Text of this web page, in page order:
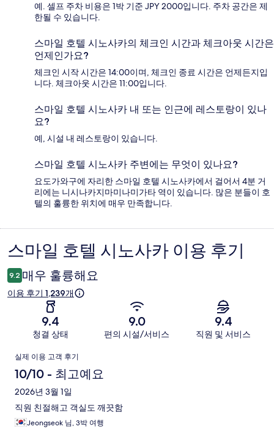
예. 셀프 주차 비용은 1박 기준 JPY 2000입니다. 주차 공간은 제
한될 수 있습니다.
스마일 호텔 시노사카의 체크인 시간과 체크아웃 시간은
언제인가요?
체크인 시작 시간은 14:00이며, 체크인 종료 시간은 언제든지입
니다. 체크아웃 시간은 11:00입니다.
스마일 호텔 시노사카 내 또는 인근에 레스토랑이 있나
요?
예, 시설 내 레스토랑이 있습니다.
스마일 호텔 시노사카 주변에는 무엇이 있나요?
요도가와구에 자리한 스마일 호텔 시노사카에서 걸어서 4분 거
리에는 니시나카지마미나미가타 역이 있습니다. 많은 분들이 호
텔의 훌륭한 위치에 매우 만족합니다.
이
용
후
스마일 호텔 시노사카 이용 후기
9.2 매우 훌륭해요
이용 후기 1,239개
9.4
청결 상태
9.0
편의 시설/서비스
9.4
직원 및 서비스
이
용
후
기
실제 이용 고객 후기
10/10 - 최고예요
2026년 3월 1일
직원 친절해고 객실도 깨끗함
Jeongseok 님, 3박 여행